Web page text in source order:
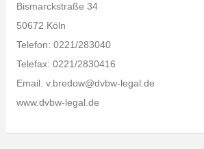
Bismarckstraße 34
50672 Köln
Telefon: 0221/283040
Telefax: 0221/2830416
Email: v.bredow@dvbw-legal.de
www.dvbw-legal.de